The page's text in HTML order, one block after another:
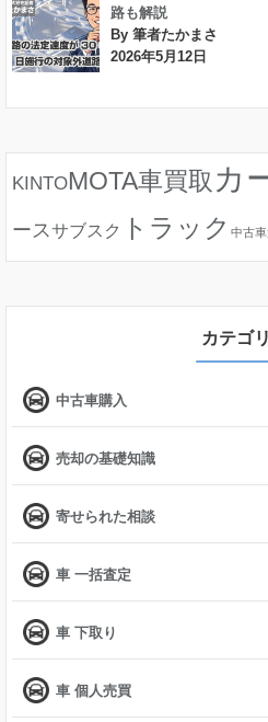
路も解説
By 筆者たかまさ
2026年5月12日
KINTOMOTA車買取 カ
ースサブスク トラック 中古
カテゴ
中古車購入
売却の基礎知識
寄せられた相談
車 一括査定
車 下取り
車 個人売買